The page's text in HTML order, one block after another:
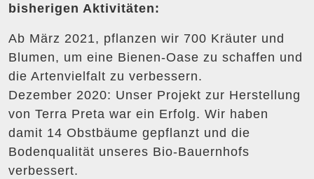
bisherigen Aktivitäten:
Ab März 2021, pflanzen wir 700 Kräuter und
Blumen, um eine Bienen-Oase zu schaffen und
die Artenvielfalt zu verbessern.
Dezember 2020: Unser Projekt zur Herstellung
von Terra Preta war ein Erfolg. Wir haben
damit 14 Obstbäume gepflanzt und die
Bodenqualität unseres Bio-Bauernhofs
verbessert.